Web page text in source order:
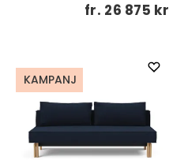
fr. 26 875 kr
KAMPANJ